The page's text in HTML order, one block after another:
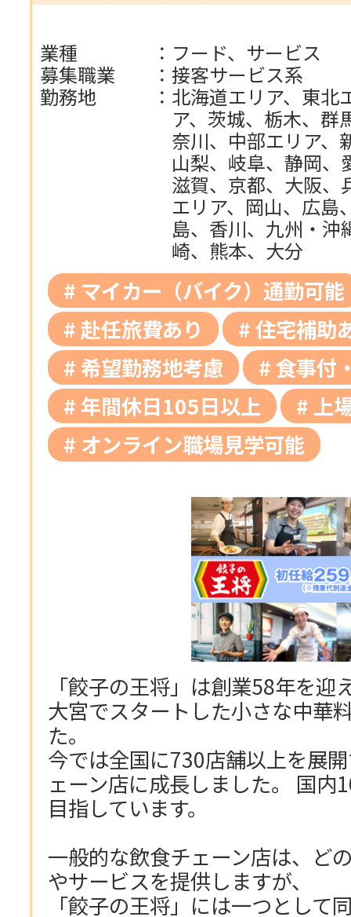
業種 ： フード、サービス
募集職業
：接客サービス系
勤務地
： 北海道エリア、東北
ア、茨城、栃木、群
奈川、中部エリア、
山梨、岐阜、静岡、
滋賀、京都、大阪、
エリア、岡山、広島
島、香川、九州・沖
崎、熊本、大分
マイカー（バイク）通勤可能
赴任旅費あり
住宅補助
希望勤務地考慮
食事付
年間休日105日以上
上
オンライン職場見学可能
「餃子の王将」は創業58年を
大宮でスタートした小さな中華
た。
今では全国に730店舗以上を展
ェーン店に成長しました。 国内
目指しています。
一般的な飲食チェーン店は、ど
やサービスを提供しますが、
「餃子の王将」には一つとして